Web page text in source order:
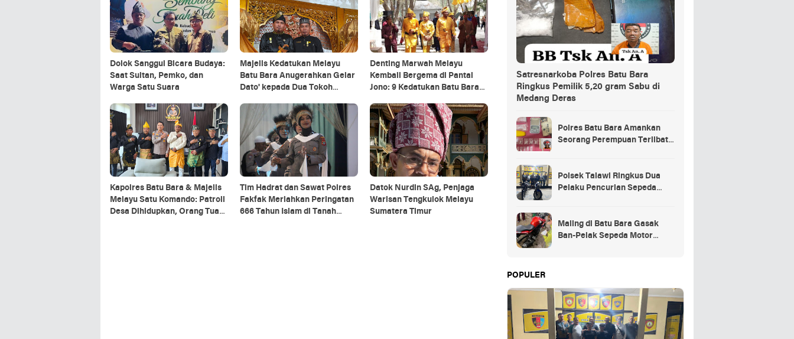
Dolok Sanggul Bicara Budaya:
Saat Sultan, Pemko, dan
Warga Satu Suara
Majelis Kedatukan Melayu
Batu Bara Anugerahkan Gelar
Dato' kepada Dua Tokoh
Denting Marwah Melayu
Kembali Bergema di Pantai
Jono: 9 Kedatukan Batu Bara
Kapolres Batu Bara & Majelis
Melayu Satu Komando: Patroli
Desa Dihidupkan, Orang Tua
Tim Hadrat dan Sawat Polres
Fakfak Meriahkan Peringatan
666 Tahun Islam di Tanah
Datok Nurdin SAg, Penjaga
Warisan Tengkulok Melayu
Sumatera Timur
Satresnarkoba Polres Batu Bara
Ringkus Pemilik 5,20 gram Sabu di
Medang Deras
Polres Batu Bara Amankan
Seorang Perempuan Terlibat
Polsek Talawi Ringkus Dua
Pelaku Pencurian Sepeda
Maling di Batu Bara Gasak
Ban-Pelak Sepeda Motor
POPULER